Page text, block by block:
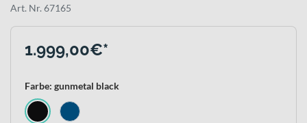
Art. Nr. 67165
1.999,00€*
Farbe: gunmetal black